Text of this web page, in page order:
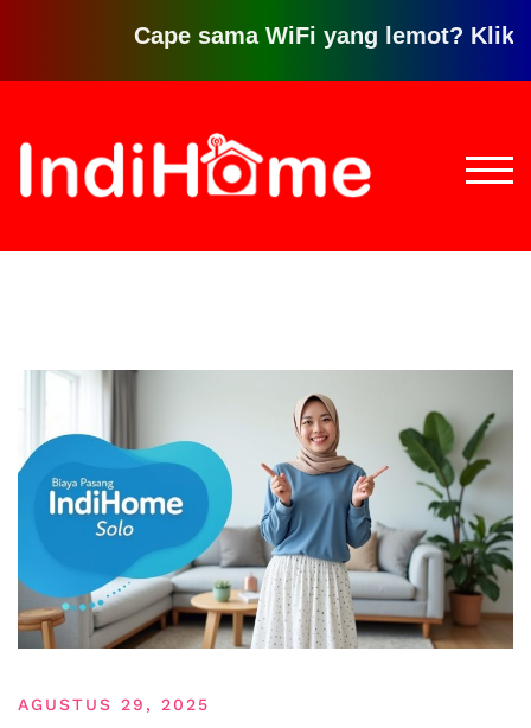
Cape sama WiFi yang lemot? Klik
konten
AGUSTUS 29, 2025